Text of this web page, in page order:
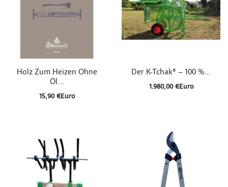
Schnellansicht
Holz Zum Heizen Ohne
Öl...
15,90 €Euro
Schnellansicht
Der K-Tchak® – 100 %...
1.980,00 €Euro